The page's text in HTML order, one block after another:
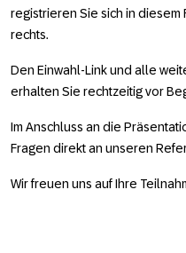
regis­­­­trieren Sie sich in
rechts.
Den Einwahl-Link und alle
er­halten Sie recht­­­­­zeitig vor
Im An­schluss an die
Fragen direkt an unseren
Wir freuen uns auf Ihre